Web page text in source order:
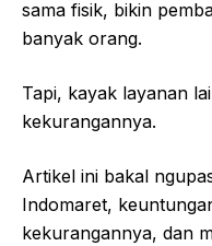
sama fisik, bikin
banyak orang.
Tapi, kayak layanan
kekurangannya.
Artikel ini bakal
Indomaret,
kekurangannya, dan